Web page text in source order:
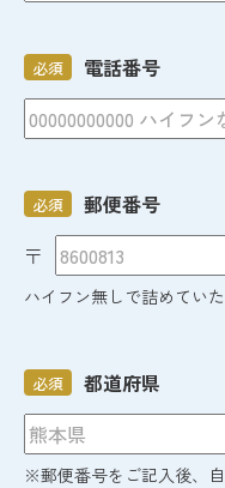
電話番号
必須
郵便番号
必須
〒
ハイフン無しで詰めてい
都道府県
必須
※郵便番号をご記入後、